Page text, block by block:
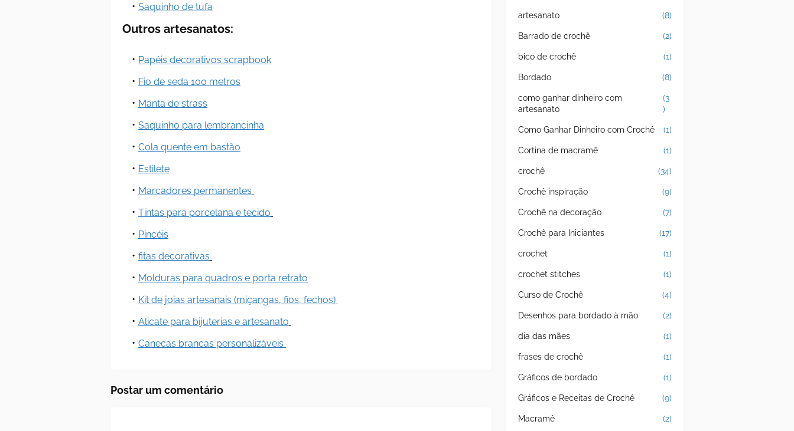
Saquinho de tufa
Outros artesanatos:
Papéis decorativos scrapbook
Fio de seda 100 metros
Manta de strass
Saquinho para lembrancinha
Cola quente em bastão
Estilete
Marcadores permanentes
Tintas para porcelana e tecido
Pincéis
fitas decorativas
Molduras para quadros e porta retrato
Kit de joias artesanais (miçangas, fios, fechos)
Alicate para bijuterias e artesanato
Canecas brancas personalizáveis
Postar um comentário
artesanato (8)
Barrado de crochê (2)
bico de crochê (1)
Bordado (8)
como ganhar dinheiro com
artesanato
(3
)
Como Ganhar Dinheiro com Crochê (1)
Cortina de macramê (1)
crochê (34)
Crochê inspiração (9)
Crochê na decoração (7)
Crochê para Iniciantes (17)
crochet (1)
crochet stitches (1)
Curso de Crochê (4)
Desenhos para bordado à mão (2)
dia das mães (1)
frases de crochê (1)
Gráficos de bordado (1)
Gráficos e Receitas de Crochê (9)
Macramê (2)